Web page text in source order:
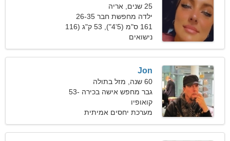
25 שנים, אריה
ילדה מחפשת חבר 26-35
161 ס"מ (5'4"), 53 ק"ג (116
פאונד)
נישואים
Jon
60 שנה, מזל בתולה
גבר מחפש אישה בכירה 53-
55
קואופיו
מערכת יחסים אמיתית